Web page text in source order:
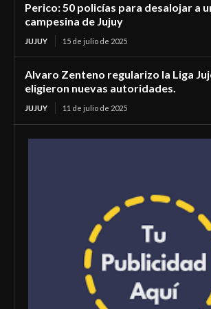
Perico: 50 policías para desalojar a
campesina de Jujuy
JUJUY 15 de julio de 2025
Alvaro Zenteno regularizo la Liga
eligieron nuevas autoridades.
JUJUY 11 de julio de 2025